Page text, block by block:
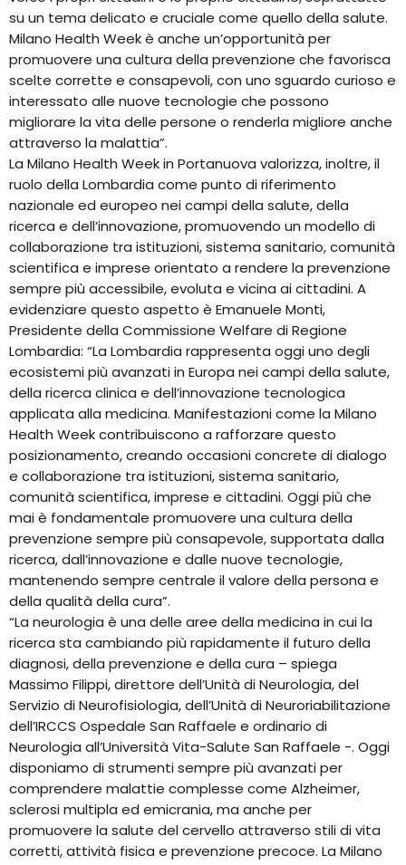
su un tema delicato e cruciale come quello della salute.
Milano Health Week è anche un’opportunità per
promuovere una cultura della prevenzione che favorisca
scelte corrette e consapevoli, con uno sguardo curioso e
interessato alle nuove tecnologie che possono
migliorare la vita delle persone o renderla migliore anche
attraverso la malattia”.
La Milano Health Week in Portanuova valorizza, inoltre, il
ruolo della Lombardia come punto di riferimento
nazionale ed europeo nei campi della salute, della
ricerca e dell’innovazione, promuovendo un modello di
collaborazione tra istituzioni, sistema sanitario, comunità
scientifica e imprese orientato a rendere la prevenzione
sempre più accessibile, evoluta e vicina ai cittadini. A
evidenziare questo aspetto è Emanuele Monti,
Presidente della Commissione Welfare di Regione
Lombardia: “La Lombardia rappresenta oggi uno degli
ecosistemi più avanzati in Europa nei campi della salute,
della ricerca clinica e dell’innovazione tecnologica
applicata alla medicina. Manifestazioni come la Milano
Health Week contribuiscono a rafforzare questo
posizionamento, creando occasioni concrete di dialogo
e collaborazione tra istituzioni, sistema sanitario,
comunità scientifica, imprese e cittadini. Oggi più che
mai è fondamentale promuovere una cultura della
prevenzione sempre più consapevole, supportata dalla
ricerca, dall’innovazione e dalle nuove tecnologie,
mantenendo sempre centrale il valore della persona e
della qualità della cura”.
“La neurologia è una delle aree della medicina in cui la
ricerca sta cambiando più rapidamente il futuro della
diagnosi, della prevenzione e della cura – spiega
Massimo Filippi, direttore dell’Unità di Neurologia, del
Servizio di Neurofisiologia, dell’Unità di Neuroriabilitazione
dell’IRCCS Ospedale San Raffaele e ordinario di
Neurologia all’Università Vita-Salute San Raffaele -. Oggi
disponiamo di strumenti sempre più avanzati per
comprendere malattie complesse come Alzheimer,
sclerosi multipla ed emicrania, ma anche per
promuovere la salute del cervello attraverso stili di vita
corretti, attività fisica e prevenzione precoce. La Milano